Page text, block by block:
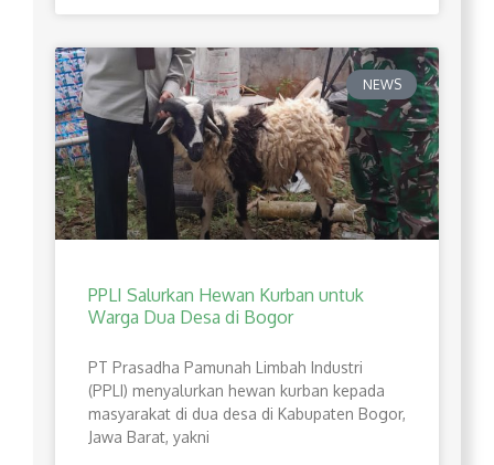
NEWS
PPLI Salurkan Hewan Kurban untuk
Warga Dua Desa di Bogor
PT Prasadha Pamunah Limbah Industri
(PPLI) menyalurkan hewan kurban kepada
masyarakat di dua desa di Kabupaten Bogor,
Jawa Barat, yakni